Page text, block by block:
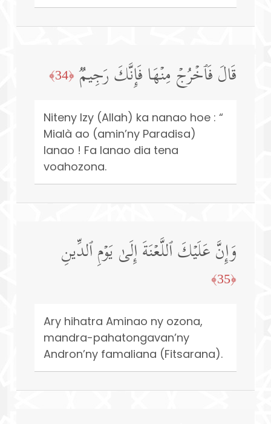
قَالَ فَٱخۡرُجۡ مِنۡهَا فَإِنَّكَ رَجِیمࣱ ﴿34﴾
Niteny Izy (Allah) ka nanao hoe : “
Mialà ao (amin’ny Paradisa)
Ianao ! Fa Ianao dia tena
voahozona.
وَإِنَّ عَلَیۡكَ ٱللَّعۡنَةَ إِلَىٰ یَوۡمِ ٱلدِّینِ
﴿35﴾
Ary hihatra Aminao ny ozona,
mandra-pahatongavan’ny
Andron’ny famaliana (Fitsarana).